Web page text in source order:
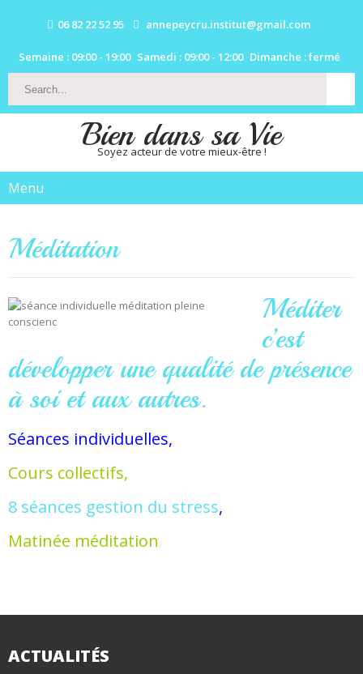
06 82 22 52 95 annepeycru.institut@gmail.com
Semaine : 09:00 - 19:00 Samedi : 09:00 - 12:00 Dimanche : fermé
Bien dans sa Vie
Soyez acteur de votre mieux-être !
Menu
Méditation
Méditer
c’est
développer une qualité de présence
à soi et aux autres.
Séances individuelles,
Cours collectifs,
8 séances gestion du stress,
Matinée méditation
ACTUALITÉS